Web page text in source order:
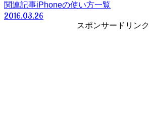
関連記事iPhoneの使い方一覧
2016.03.26
スポンサードリンク